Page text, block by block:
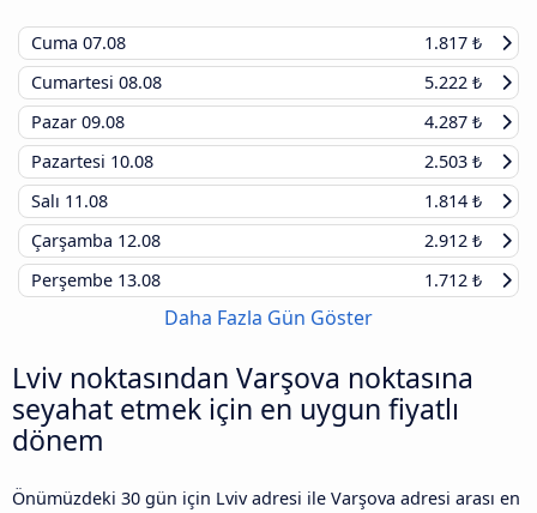
Cuma 07.08
1.817 ₺
Cumartesi 08.08
5.222 ₺
Pazar 09.08
4.287 ₺
Pazartesi 10.08
2.503 ₺
Salı 11.08
1.814 ₺
Çarşamba 12.08
2.912 ₺
Perşembe 13.08 1.712 ₺
Daha Fazla Gün Göster
Lviv noktasından Varşova noktasına
seyahat etmek için en uygun fiyatlı
dönem
Önümüzdeki 30 gün için Lviv adresi ile Varşova adresi arası en